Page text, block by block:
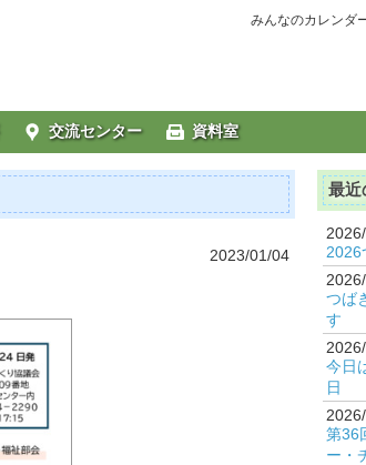
みんなのカレンダ
交流センター 資料室
2023/01/04
最近
つば
す
今日
日
第36
ー・